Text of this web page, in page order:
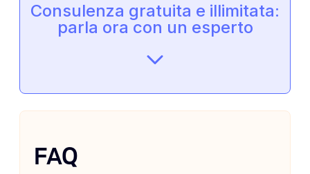
Consulenza gratuita e illimitata:
parla ora con un esperto
FAQ